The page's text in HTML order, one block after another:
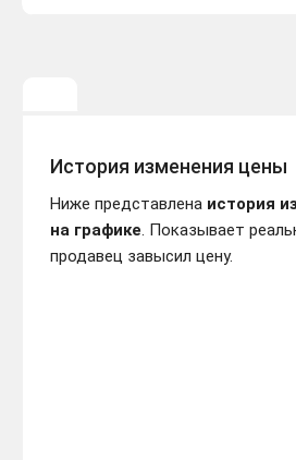
История изменения цены
Ниже представлена история
на графике. Показывает
продавец завысил цену.